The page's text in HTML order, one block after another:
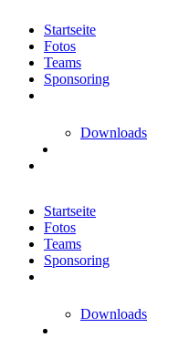
Startseite
Fotos
Teams
Startseite
Fotos